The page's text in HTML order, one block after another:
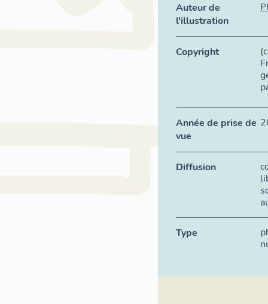
Auteur de
l'illustration
Copyright
Année de prise de
vue
Diffusion
Type